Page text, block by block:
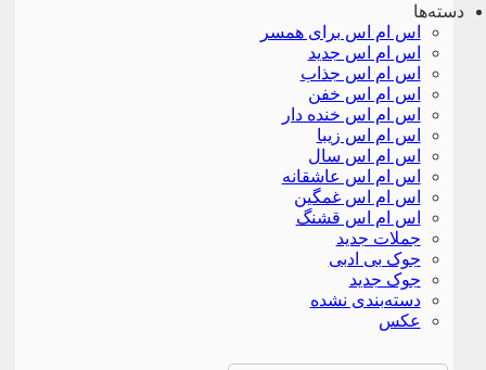
دسته‌ها
اس ام اس برای همسر
اس ام اس جدید
اس ام اس جذاب
اس ام اس خفن
اس ام اس خنده دار
اس ام اس زیبا
اس ام اس سال
اس ام اس عاشقانه
اس ام اس غمگین
اس ام اس قشنگ
جملات جدید
جوک بی ادبی
جوک جدید
دسته‌بندی نشده
عکس